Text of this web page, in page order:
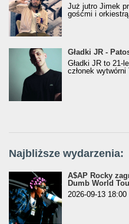
Już jutro Jimek
gośćmi i
Gładki JR - Patoshot
Gładki JR -
Gładki JR to 21-
członek
Najbliższe wydarzenia:
A$AP Rocky
Dumb World
2026-09-13 18:00